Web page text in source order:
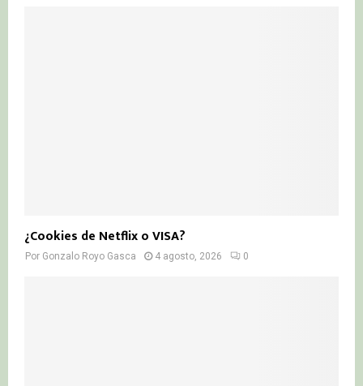
¿Cookies de Netflix o VISA?
Por Gonzalo Royo Gasca 4 agosto, 2026 0